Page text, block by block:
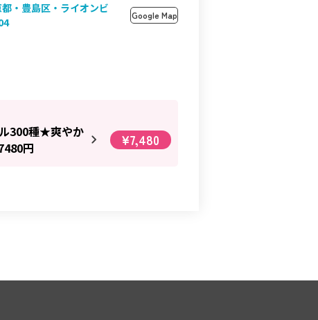
・豊島区・ライオンビ
Google Map
300種★爽やか
円
¥7,480